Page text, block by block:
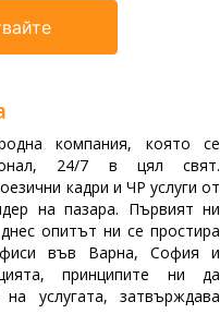
компания, която се
24/7 в цял свят.
кадри и ЧР услуги от
на пазара. Първият ни
опитът ни се простира
във Варна, София и
принципите ни да
услугата, затвърждава